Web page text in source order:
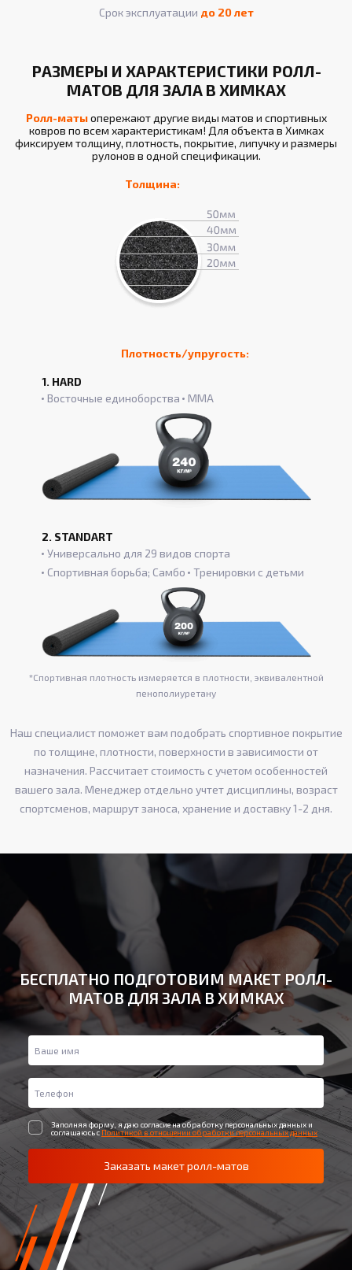
Срок эксплуатации до 20 лет
РАЗМЕРЫ И ХАРАКТЕРИСТИКИ РОЛЛ-
МАТОВ ДЛЯ ЗАЛА В ХИМКАХ
Ролл-матыопережают другие виды матов и спортивных
ковров по всем характеристикам! Для объекта в Химках
фиксируем толщину, плотность, покрытие, липучку и размеры
рулонов в одной спецификации.
Толщина:
Плотность/упругость:
1. HARD
Восточные единоборства
ММА
2. STANDART
Универсально для 29 видов спорта
Спортивная борьба; Самбо
Тренировки с детьми
*Спортивная плотность измеряется в плотности, эквивалентной
пенополиуретану
Наш специалист поможет вам подобрать спортивное покрытие
по толщине, плотности, поверхности в зависимости от
назначения. Рассчитает стоимость с учетом особенностей
вашего зала. Менеджер отдельно учтет дисциплины, возраст
спортсменов, маршрут заноса, хранение и доставку 1-2 дня.
БЕСПЛАТНО ПОДГОТОВИМ МАКЕТ РОЛЛ-
МАТОВ ДЛЯ ЗАЛА В ХИМКАХ
Заполняя форму, я даю согласие на обработку персональных данных и
соглашаюсь с Политикой в отношении обработки персональных данных
Заказать макет ролл-матов